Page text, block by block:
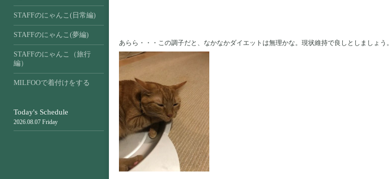
あらら・・・この調子だと、なかなかダイエットは無理かな。現状維持で良しとしましょう。
STAFFのにゃんこ(日常編)
STAFFのにゃんこ(夢編)
STAFFのにゃんこ（旅行
編）
MILFOOで着付けをする
Today's Schedule
2026.08.07 Friday